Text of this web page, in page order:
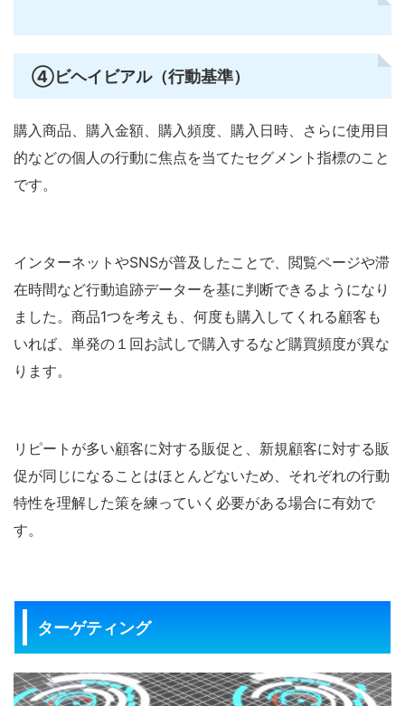
④ビヘイビアル（行動基準）
購入商品、購入金額、購入頻度、購入日時、さらに使用目
的などの個人の行動に焦点を当てたセグメント指標のこと
です。
インターネットやSNSが普及したことで、閲覧ページや滞
在時間など行動追跡データーを基に判断できるようになり
ました。商品1つを考えも、何度も購入してくれる顧客も
いれば、単発の１回お試しで購入するなど購買頻度が異な
ります。
リピートが多い顧客に対する販促と、新規顧客に対する販
促が同じになることはほとんどないため、それぞれの行動
特性を理解した策を練っていく必要がある場合に有効で
す。
ターゲティング